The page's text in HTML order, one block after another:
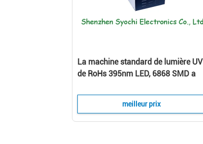
La machine standard de lumière UV
de RoHs 395nm LED, 6868 SMD a
UV
meilleur prix